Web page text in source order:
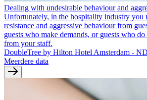
Dealing with undesirable behaviour and
Unfortunately, in the hospitality industry you
resistance and aggressive behaviour from
guests who make demands, or guests who
from your staff.
DoubleTree by Hilton Hotel Amsterdam -
Meerdere data